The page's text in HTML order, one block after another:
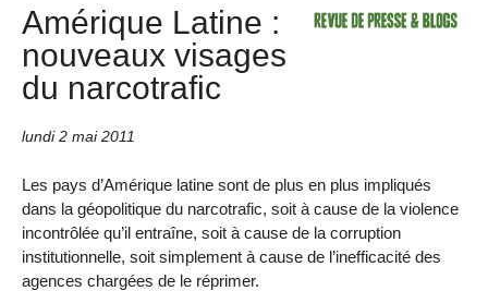
Amérique Latine :
nouveaux visages
du narcotrafic
lundi 2 mai 2011
Les pays d’Amérique latine sont de plus en plus impliqués
dans la géopolitique du narcotrafic, soit à cause de la violence
incontrôlée qu’il entraîne, soit à cause de la corruption
institutionnelle, soit simplement à cause de l’inefficacité des
agences chargées de le réprimer.